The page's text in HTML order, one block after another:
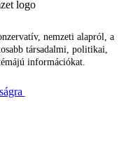
nemzeti alapról, a
társadalmi, politikai,
információkat.